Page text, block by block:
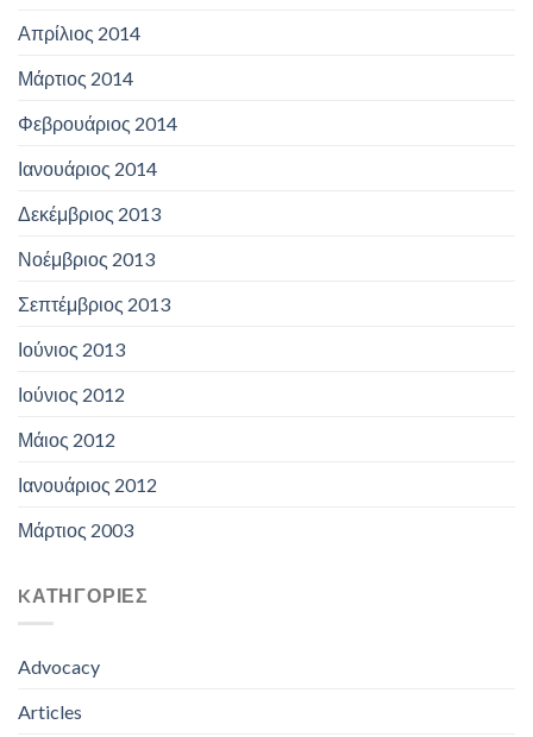
Απρίλιος 2014
Μάρτιος 2014
Φεβρουάριος 2014
Ιανουάριος 2014
Δεκέμβριος 2013
Νοέμβριος 2013
Σεπτέμβριος 2013
Ιούνιος 2013
Ιούνιος 2012
Μάιος 2012
Ιανουάριος 2012
Μάρτιος 2003
KΑΤΗΓΟΡΊΕΣ
Advocacy
Articles